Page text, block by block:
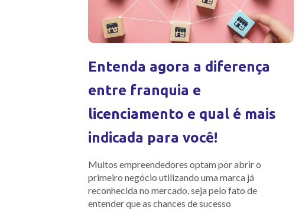
Entenda agora a diferença
entre franquia e
licenciamento e qual é mais
indicada para você!
Muitos empreendedores optam por abrir o
primeiro negócio utilizando uma marca já
reconhecida no mercado, seja pelo fato de
entender que as chances de sucesso